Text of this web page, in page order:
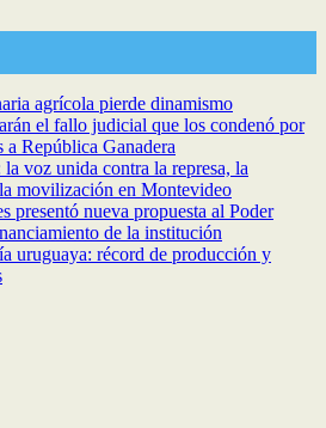
agrícola pierde dinamismo
el fallo judicial que los condenó por
República Ganadera
voz unida contra la represa, la
movilización en Montevideo
presentó nueva propuesta al Poder
de la institución
uruguaya: récord de producción y